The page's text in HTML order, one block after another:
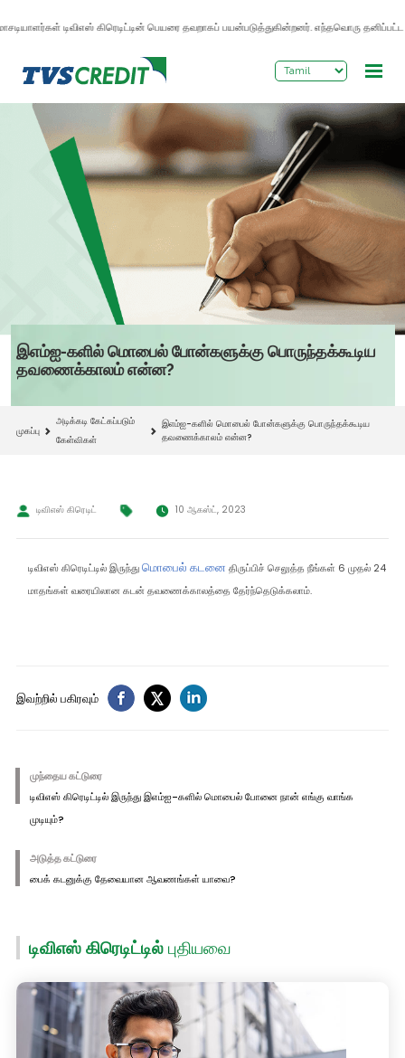
டிவிஎஸ் கிரெடிட்டின் பெயரை தவறாகப் பயன்படுத்துகின்றனர். எந்தவொரு
இஎம்ஐ-களில் மொபைல் போன்களுக்கு பொருந்தக்கூடிய
தவணைக்காலம் என்ன?
முகப்பு
அடிக்கடி கேட்கப்படும்
கேள்விகள்
இஎம்ஐ-களில் மொபைல் போன்களுக்கு பொருந்தக்கூடிய
தவணைக்காலம் என்ன?
டிவிஎஸ் கிரெடிட் 10 ஆகஸ்ட், 2023
டிவிஎஸ் கிரெடிட்டில் இருந்துமொபைல் கடனை திருப்பிச் செலுத்த நீங்கள் 6 முதல் 24
மாதங்கள் வரையிலான கடன் தவணைக்காலத்தை தேர்ந்தெடுக்கலாம்.
இவற்றில் பகிரவும்
முந்தைய கட்டுரை
டிவிஎஸ் கிரெடிட்டில் இருந்து இஎம்ஐ-களில் மொபைல் போனை நான் எங்கு வாங்க
முடியும்?
அடுத்த கட்டுரை
பைக் கடனுக்கு தேவையான ஆவணங்கள் யாவை?
டிவிஎஸ் கிரெடிட்டில் புதியவை